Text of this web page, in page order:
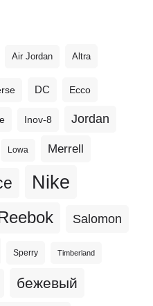
Air Jordan Altra
DC Ecco
Inov-8 Jordan
Lowa Merrell
Nike
Reebok Salomon
Sperry Timberland
бежевый